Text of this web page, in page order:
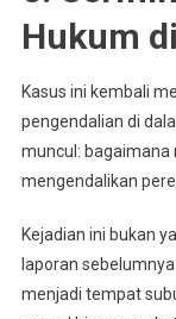
Hukum
Kasus ini kembali
pengendalian di
muncul: bagaimana
mengendalikan
Kejadian ini bukan
laporan
menjadi tempat